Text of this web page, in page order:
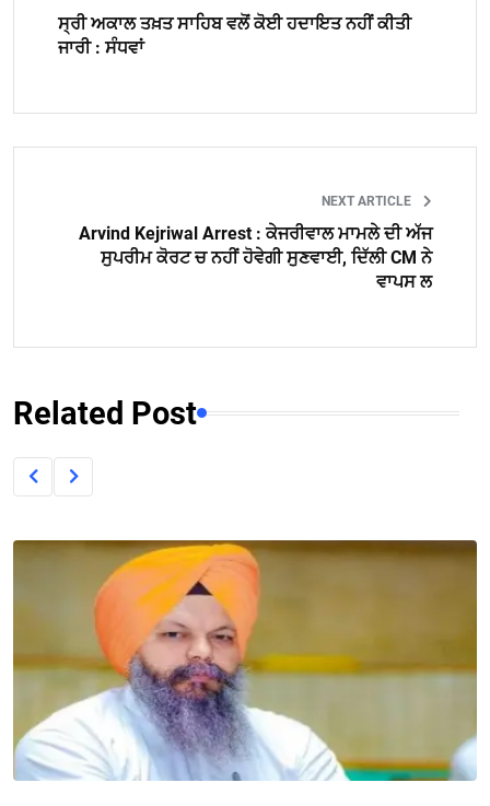
ਸ੍ਰੀ ਅਕਾਲ ਤਖ਼ਤ ਸਾਹਿਬ ਵਲੋਂ ਕੋਈ ਹਦਾਇਤ ਨਹੀਂ ਕੀਤੀ
ਜਾਰੀ : ਸੰਧਵਾਂ
NEXT ARTICLE
Arvind Kejriwal Arrest : ਕੇਜਰੀਵਾਲ ਮਾਮਲੇ ਦੀ ਅੱਜ
ਸੁਪਰੀਮ ਕੋਰਟ ਚ ਨਹੀਂ ਹੋਵੇਗੀ ਸੁਣਵਾਈ, ਦਿੱਲੀ CM ਨੇ
ਵਾਪਸ ਲ
Related Post